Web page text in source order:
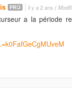
il y a 2 ans (
a la période